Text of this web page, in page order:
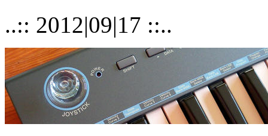
..:: 2012|09|17 ::..